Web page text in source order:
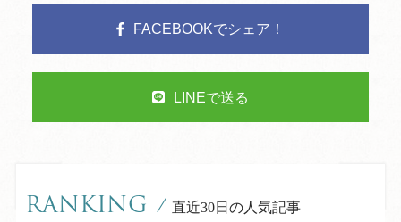
FACEBOOKでシェア！
LINEで送る
RANKING / 直近30日の人気記事